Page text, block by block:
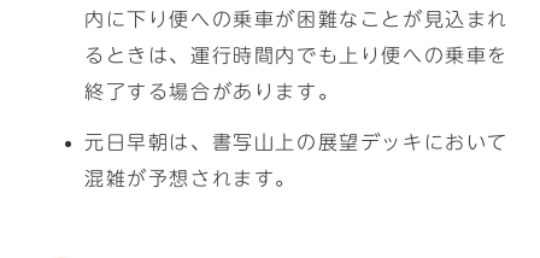
内に下り便への乗車が困難なことが見込まれ
るときは、運行時間内でも上り便への乗車を
終了する場合があります。
元日早朝は、書写山上の展望デッキにおいて
混雑が予想されます。